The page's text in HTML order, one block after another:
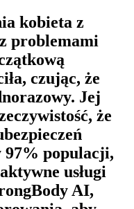
kobieta z
problemami
czując, że
Jej
że
97% populacji,
usługi
AI,